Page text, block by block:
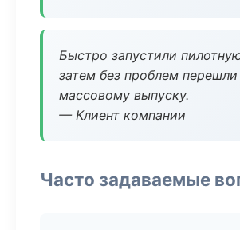
Быстро запустили
затем без проблем
массовому выпуску.
— Клиент компании
Часто задаваемые